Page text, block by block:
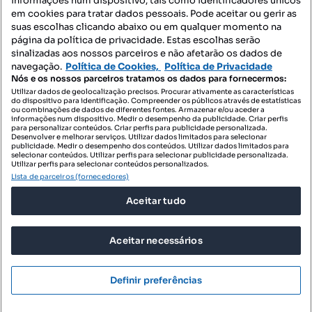
Mapa do Site
Contacte-nos
SIGA-NOS:
DESCARREGAR NA:
© 2026 Imovirtual.com, OLX Portugal, S.A.
TERMOS DE UTILIZAÇÃO
POLÍTICA DE PRIVACIDADE
CONFIGURAÇÕES DE PRIVACIDADE
em cookies para tratar dados pessoais. Pode aceitar ou gerir as
suas escolhas clicando abaixo ou em qualquer momento na
página da política de privacidade. Estas escolhas serão
sinalizadas aos nossos parceiros e não afetarão os dados de
navegação. Política de Cookies, Política de Privacidade
Nós e os nossos parceiros tratamos os dados para fornecermos:
Utilizar dados de geolocalização precisos. Procurar ativamente as características
do dispositivo para identificação. Compreender os públicos através de estatísticas
ou combinações de dados de diferentes fontes. Armazenar e/ou aceder a
informações num dispositivo. Medir o desempenho da publicidade. Criar perfis
para personalizar conteúdos. Criar perfis para publicidade personalizada.
Desenvolver e melhorar serviços. Utilizar dados limitados para selecionar
publicidade. Medir o desempenho dos conteúdos. Utilizar dados limitados para
selecionar conteúdos. Utilizar perfis para selecionar publicidade personalizada.
Utilizar perfis para selecionar conteúdos personalizados.
Lista de parceiros (fornecedores)
Aceitar tudo
Aceitar necessários
Definir preferências